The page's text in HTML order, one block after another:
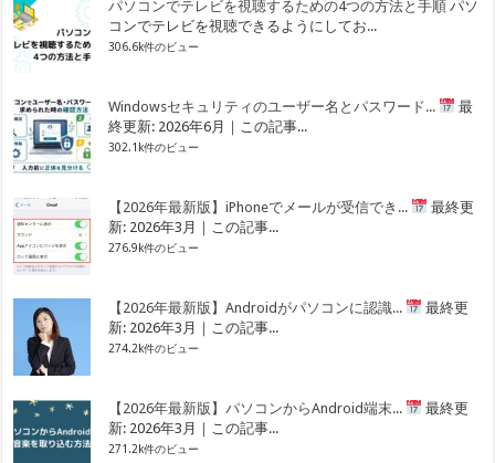
パソコンでテレビを視聴するための4つの方法と手順 パソ
コンでテレビを視聴できるようにしてお...
306.6k件のビュー
Windowsセキュリティのユーザー名とパスワード...
最
終更新: 2026年6月｜この記事...
302.1k件のビュー
【2026年最新版】iPhoneでメールが受信でき...
最終更
新: 2026年3月｜この記事...
276.9k件のビュー
【2026年最新版】Androidがパソコンに認識...
最終更
新: 2026年3月｜この記事...
274.2k件のビュー
【2026年最新版】パソコンからAndroid端末...
最終更
新: 2026年3月｜この記事...
271.2k件のビュー